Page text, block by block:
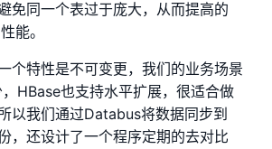
免同一个表过于庞大，从而提高的
能。
个特性是不可变更，我们的业务场景
HBase也支持水平扩展，很适合做
以我们通过Databus将数据同步到
，还设计了一个程序定期的去对比